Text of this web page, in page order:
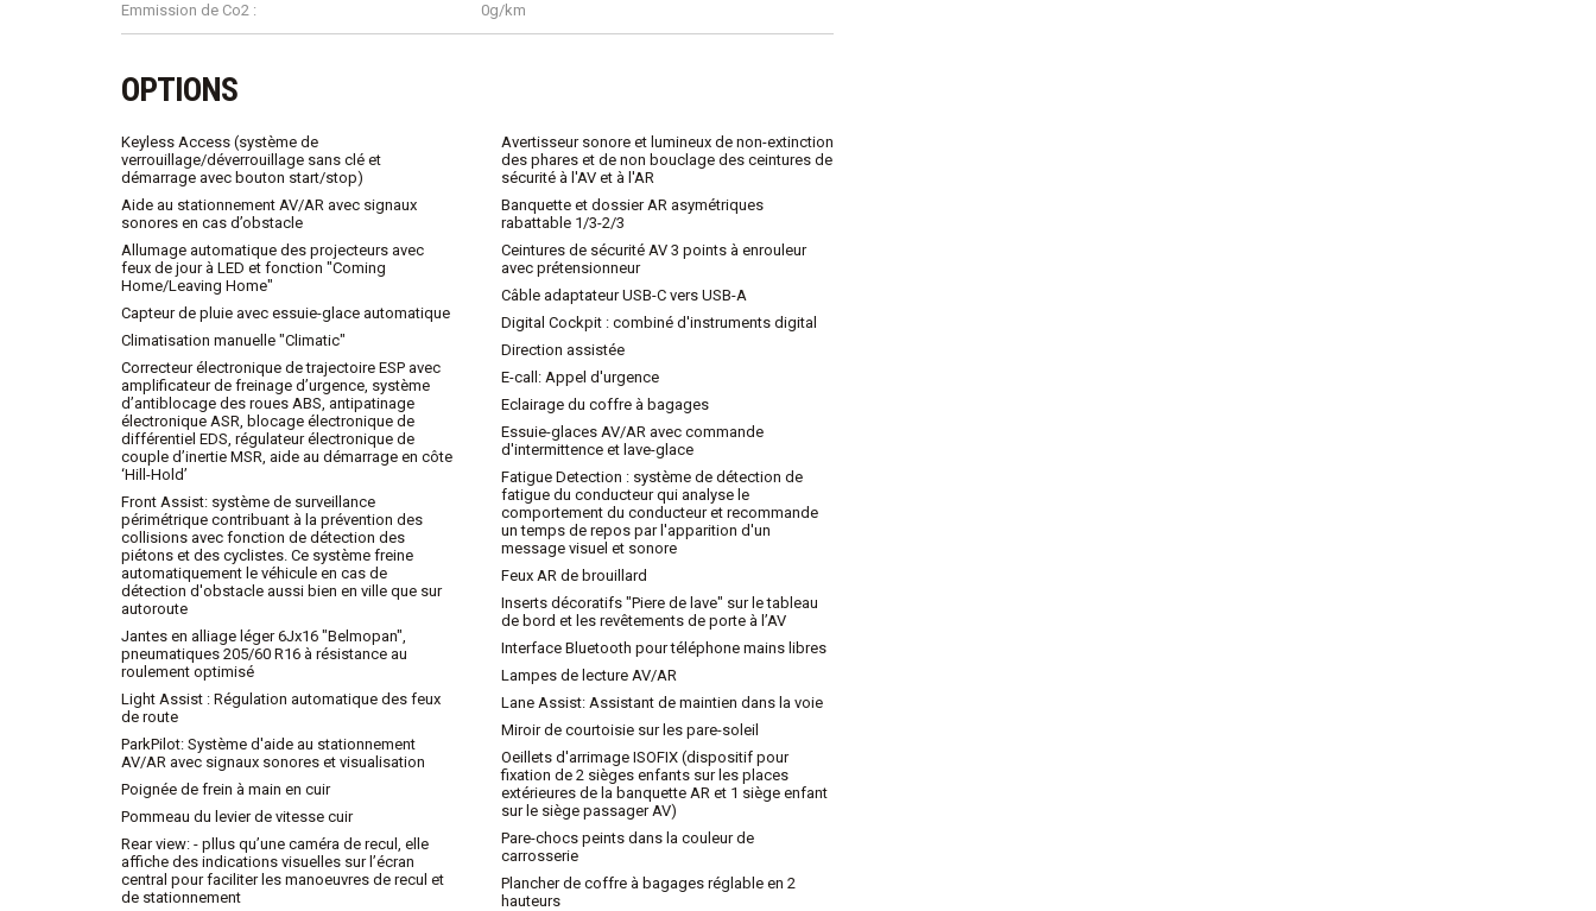
Emmission de Co2 : 0g/km
OPTIONS
Keyless Access (système de
verrouillage/déverrouillage sans clé et
démarrage avec bouton start/stop)
Aide au stationnement AV/AR avec signaux
sonores en cas d’obstacle
Allumage automatique des projecteurs avec
feux de jour à LED et fonction "Coming
Home/Leaving Home"
Capteur de pluie avec essuie-glace automatique
Climatisation manuelle "Climatic"
Correcteur électronique de trajectoire ESP avec
amplificateur de freinage d’urgence, système
d’antiblocage des roues ABS, antipatinage
électronique ASR, blocage électronique de
différentiel EDS, régulateur électronique de
couple d’inertie MSR, aide au démarrage en côte
‘Hill-Hold’
Front Assist: système de surveillance
périmétrique contribuant à la prévention des
collisions avec fonction de détection des
piétons et des cyclistes. Ce système freine
automatiquement le véhicule en cas de
détection d'obstacle aussi bien en ville que sur
autoroute
Jantes en alliage léger 6Jx16 "Belmopan",
pneumatiques 205/60 R16 à résistance au
roulement optimisé
Light Assist : Régulation automatique des feux
de route
ParkPilot: Système d'aide au stationnement
AV/AR avec signaux sonores et visualisation
Poignée de frein à main en cuir
Pommeau du levier de vitesse cuir
Rear view: - pllus qu’une caméra de recul, elle
affiche des indications visuelles sur l’écran
central pour faciliter les manoeuvres de recul et
de stationnement
Avertisseur sonore et lumineux de non-extinction
des phares et de non bouclage des ceintures de
sécurité à l'AV et à l'AR
Banquette et dossier AR asymétriques
rabattable 1/3-2/3
Ceintures de sécurité AV 3 points à enrouleur
avec prétensionneur
Câble adaptateur USB-C vers USB-A
Digital Cockpit : combiné d'instruments digital
Direction assistée
E-call: Appel d'urgence
Eclairage du coffre à bagages
Essuie-glaces AV/AR avec commande
d'intermittence et lave-glace
Fatigue Detection : système de détection de
fatigue du conducteur qui analyse le
comportement du conducteur et recommande
un temps de repos par l'apparition d'un
message visuel et sonore
Feux AR de brouillard
Inserts décoratifs "Piere de lave" sur le tableau
de bord et les revêtements de porte à l’AV
Interface Bluetooth pour téléphone mains libres
Lampes de lecture AV/AR
Lane Assist: Assistant de maintien dans la voie
Miroir de courtoisie sur les pare-soleil
Oeillets d'arrimage ISOFIX (dispositif pour
fixation de 2 sièges enfants sur les places
extérieures de la banquette AR et 1 siège enfant
sur le siège passager AV)
Pare-chocs peints dans la couleur de
carrosserie
Plancher de coffre à bagages réglable en 2
hauteurs